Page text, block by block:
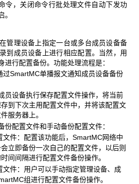
令，关闭命令行批处理文件自动下发功
。
管理设备上指定一台或多台成员设备备
到成员设备上进行相应配置。当然，用
进行配置备份。功能处理流程是：
SmartMC单播报文通知成员设备备份
设备执行保存配置文件操作，将当前
到下次主用配置文件中，并将该配置文
服务器上。
份配置文件和手动备份配置文件：
件：配置该功能后，SmartMC网络中
立即备份一次自己的配置文件，以后则
间间隔进行配置文件备份操作。
件：用户可以手动指定管理设备、成
组进行配置文件备份操作。